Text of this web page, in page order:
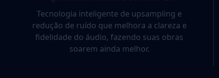
Tecnologia inteligente de upsampling e
redução de ruído que melhora a clareza e
fidelidade do áudio, fazendo suas obras
soarem ainda melhor.